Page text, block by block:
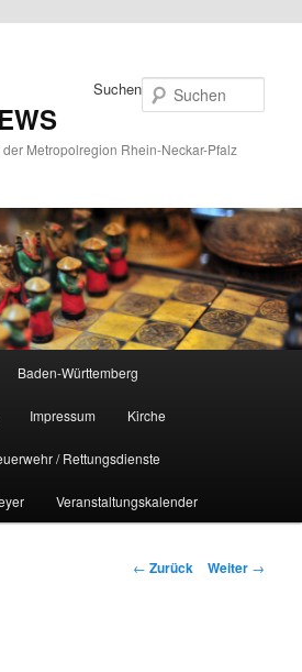
Metropolregion Rhein-Neckar-Pfalz
Suchen
Baden-Württemberg
Impressum Kirche
/ Rettungsdienste
Veranstaltungskalender
Beitrags-
← Zurück Weiter →